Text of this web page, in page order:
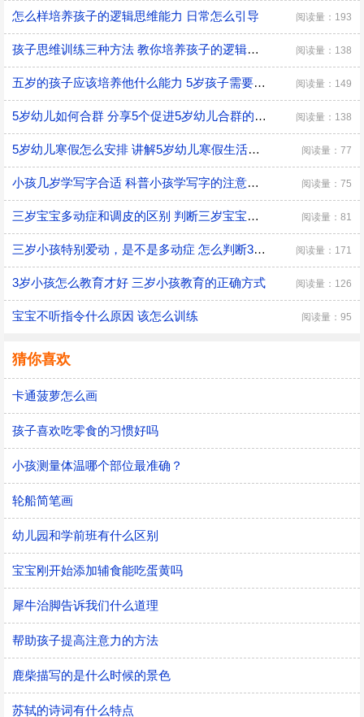
怎么样培养孩子的逻辑思维能力 日常怎么引导 阅读量：193
孩子思维训练三种方法 教你培养孩子的逻辑思维 阅读量：138
五岁的孩子应该培养他什么能力 5岁孩子需要培养的能力 阅读量：149
5岁幼儿如何合群 分享5个促进5岁幼儿合群的技巧 阅读量：138
5岁幼儿寒假怎么安排 讲解5岁幼儿寒假生活安排 阅读量：77
小孩几岁学写字合适 科普小孩学写字的注意事项 阅读量：75
三岁宝宝多动症和调皮的区别 判断三岁宝宝是多动症和调皮的方法 阅读量：81
三岁小孩特别爱动，是不是多动症 怎么判断3岁多动症？ 阅读量：171
3岁小孩怎么教育才好 三岁小孩教育的正确方式 阅读量：126
宝宝不听指令什么原因 该怎么训练 阅读量：95
猜你喜欢
卡通菠萝怎么画
孩子喜欢吃零食的习惯好吗
小孩测量体温哪个部位最准确？
轮船简笔画
幼儿园和学前班有什么区别
宝宝刚开始添加辅食能吃蛋黄吗
犀牛治脚告诉我们什么道理
帮助孩子提高注意力的方法
鹿柴描写的是什么时候的景色
苏轼的诗词有什么特点